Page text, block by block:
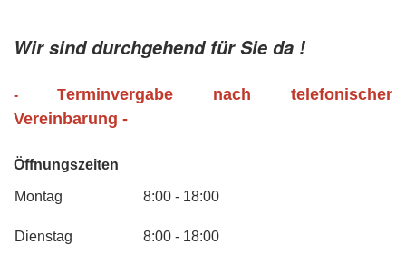
Wir sind durchgehend für Sie da !
- Terminvergabe nach telefonischer
Vereinbarung -
Öffnungszeiten
Montag 8:00 - 18:00
Dienstag 8:00 - 18:00